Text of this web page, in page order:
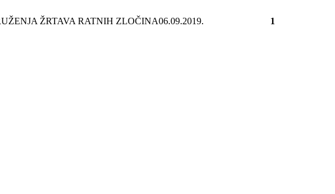
ŽRTAVA RATNIH ZLOČINA06.09.2019. 1